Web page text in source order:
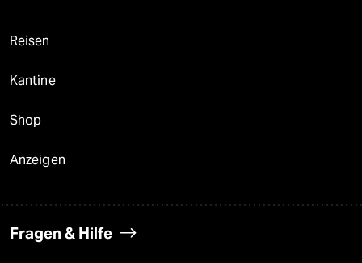
Reisen
Kantine
Shop
Anzeigen
Fragen & Hilfe